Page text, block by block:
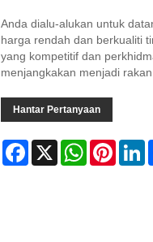
Anda dialu-alukan untuk
harga rendah dan berkualiti
yang kompetitif dan
menjangkakan menjadi
Hantar Pertanyaan
Facebook
X WhatsApp